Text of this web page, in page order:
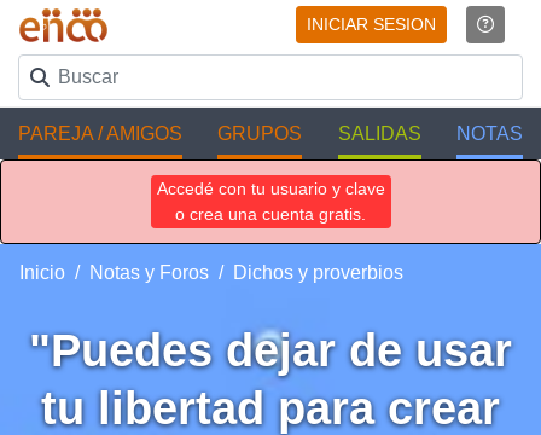
INICIAR SESION
PAREJA / AMIGOS GRUPOS SALIDAS NOTAS
Accedé con tu usuario y clave
o crea una cuenta gratis.
Inicio Notas y Foros Dichos y proverbios
"Puedes dejar de usar
tu libertad para crear